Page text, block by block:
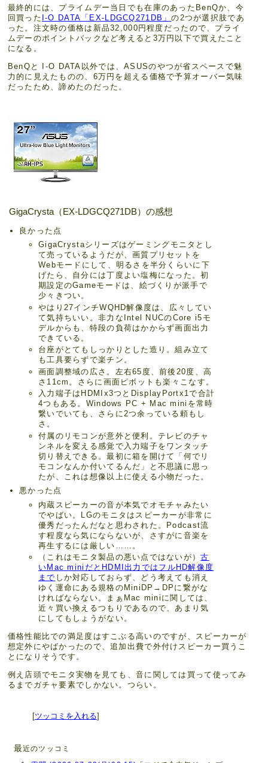
最終的には、プライムデー当日でも在庫のあったBenQか、今
回買った I-O DATA「EX-LDGCQ271DB」の2つが選択肢であ
った。注文時の価格は新品32,000円程度だったので、プライ
ムデーのポイントバックなど考えると3万円以下で買えたこと
になる。
BenQと I-O DATA以外では、ASUSのやつが省スペースで魅
力的に見えたものの、6万円を超える価格で予算オーバー気味
だったため、諦めたのだった。
GigaCrysta（EX-LDGCQ271DB）の感想
良かった点
GigaCrystaシリーズはゲーミングモニタとし
て売っているようだが、画質プリセットを
Webモードにして、明るさを半分くらいに下
げたら、自分には丁度よい塩梅になった。初
期設定のGameモードは、絵づくりが派手で
少々きつい。
やはり27インチWQHD解像度は、広々してい
て気持ちいい。非力なIntel NUCのCore i5モ
デルからも、特段の負荷はかからず画面出力
できている。
台座がとてもしっかりとした造り。組み立て
も工具要らずで楽チン。
画面調整域の広さ。左右65度、前後20度、高
さ11cm。さらに画面ピボットも楽々こなす。
入力端子はHDMIx3つとDisplayPortx1で合計
4つもある。Windows PC + Mac miniを常時
繋いでいても、さらに2つ余っている頼もし
さ。
付属のリモコンが意外と便利。テレビのチャ
ンネルを変える感覚で入力端子をワンタッチ
切り替えできる。最初に箱を開けて「何でリ
モコンなんか付いてるんだ」と不思議に思っ
たが、これは想像以上に使える小物だった。
悪かった点
内蔵スピーカーの音が本気でオモチャみたい
でやばい。LGのモニタはスピーカーが非常に
優秀だったんだなと思わされた。Podcast流
す程度なら気にならないが、さすがに音楽を
再生するには厳しい……。
（これはモニタ製品の悪い点ではないが）古
いMac miniだとHDMI出力ではフルHD解像度
まで しか対応しておらず、どう考えても消え
ゆく運命にある規格のMiniDP→DPに繋がな
ければならない。まぁMac miniに関しては、
近々買い換えるつもりであるので、あまり気
にしてもしょうがない。
価格性能比での満足度はすこぶる高いのですが、スピーカーが
想定外にやばかったので、追加出費で外付けスピーカー買うこ
とになりそうです。
例え店頭でモニタ実物を見ても、音に関しては買って使ってみ
るまでガチャ要素でしかない。つらい。
[ツッコミを入れる]
最近のツッコミ